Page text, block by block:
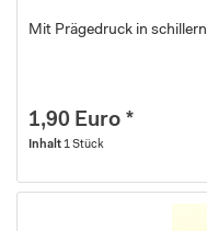
Mit Prägedruck in
1,90 Euro *
Inhalt 1 Stück